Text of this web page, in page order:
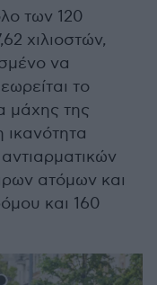
των 120
χιλιοστών,
να
το
μάχης της
ατόμων και
και 160